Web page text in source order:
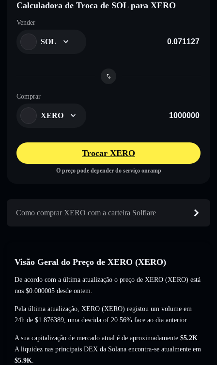
Calculadora de Troca de SOL para XERO
Vender
SOL
Comprar
XERO
Trocar XERO
O preço pode depender do serviço onramp
Como comprar XERO com a carteira Solflare
Visão Geral do Preço de XERO (XERO)
De acordo com a última atualização o preço de XERO (XERO) está
nos $0.000005 desde ontem.
Pela última atualização, XERO (XERO) registou um volume em
24h de $1.876389, uma descida of 20.56% face ao dia anterior.
A sua capitalização de mercado atual é de aproximadamente $5.2K.
A liquidez nas principais DEX da Solana encontra-se atualmente em
$5.9K.